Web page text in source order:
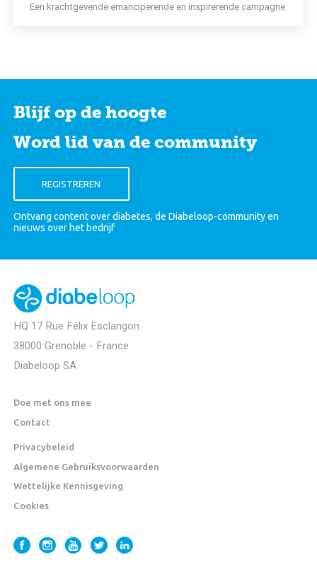
Español
Italiano Nederlands
Een krachtgevende emanciperende en inspirerende campagne
Blijf op de hoogte
Word lid van de community
Ontvang content over diabetes, de Diabeloop-community en
nieuws over het bedrijf
HQ 17 Rue Félix Esclangon
38000 Grenoble - France
Diabeloop SA
Doe met ons mee
Contact
Privacybeleid
Algemene Gebruiksvoorwaarden
Wettelijke Kennisgeving
Cookies